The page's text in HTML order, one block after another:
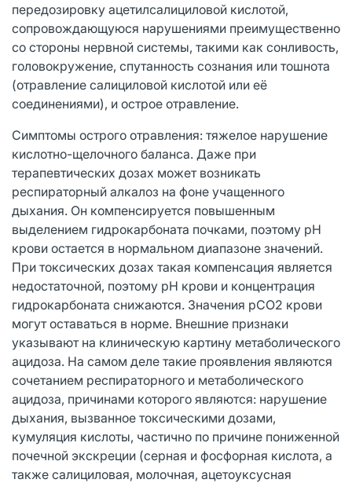
передозировку ацетилсалициловой кислотой,
сопровождающуюся нарушениями преимущественно
со стороны нервной системы, такими как сонливость,
головокружение, спутанность сознания или тошнота
(отравление салициловой кислотой или её
соединениями), и острое отравление.
Симптомы острого отравления: тяжелое нарушение
кислотно-щелочного баланса. Даже при
терапевтических дозах может возникать
респираторный алкалоз на фоне учащенного
дыхания. Он компенсируется повышенным
выделением гидрокарбоната почками, поэтому pH
крови остается в нормальном диапазоне значений.
При токсических дозах такая компенсация является
недостаточной, поэтому pH крови и концентрация
гидрокарбоната снижаются. Значения pCO2 крови
могут оставаться в норме. Внешние признаки
указывают на клиническую картину метаболического
ацидоза. На самом деле такие проявления являются
сочетанием респираторного и метаболического
ацидоза, причинами которого являются: нарушение
дыхания, вызванное токсическими дозами,
кумуляция кислоты, частично по причине пониженной
почечной экскреции (серная и фосфорная кислота, а
также салициловая, молочная, ацетоуксусная